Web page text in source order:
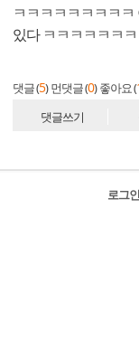
ㅋㅋㅋㅋㅋㅋㅋㅋ
있다 ㅋㅋㅋㅋㅋㅋ
댓글 (5) 먼댓글 (0) 좋아요 (
댓글쓰기
로그인